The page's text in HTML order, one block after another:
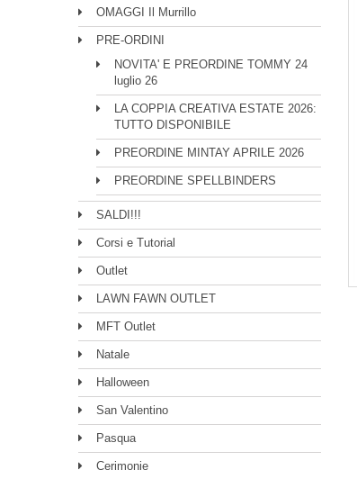
OMAGGI Il Murrillo
PRE-ORDINI
NOVITA' E PREORDINE TOMMY 24
luglio 26
LA COPPIA CREATIVA ESTATE 2026:
TUTTO DISPONIBILE
PREORDINE MINTAY APRILE 2026
PREORDINE SPELLBINDERS
SALDI!!!
Corsi e Tutorial
Outlet
LAWN FAWN OUTLET
MFT Outlet
Natale
Halloween
San Valentino
Pasqua
Cerimonie